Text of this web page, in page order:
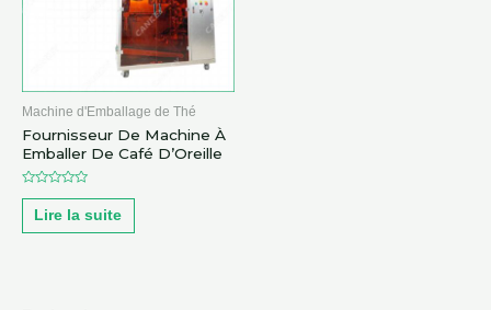
Machine d'Emballage de Thé
Fournisseur De Machine À
Emballer De Café D’Oreille
Note
sur
5
Lire la suite